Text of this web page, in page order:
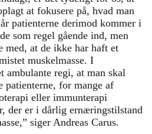
at fokusere på, hvad man
patienterne derimod kommer i
som regel gående ind, men
med, at de ikke har haft et
muskelmasse. I
ambulante regi, at man skal
patienterne, for mange af
eller immunterapi
der er i dårlig ernæringstilstand
siger Andreas Carus.